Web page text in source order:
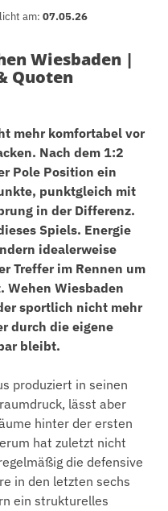
am: 07.05.26
Wiesbaden |
Quoten
mehr komfortabel vor
Nach dem 1:2
Pole Position ein
punktgleich mit
in der Differenz.
Spiels. Energie
idealerweise
Treffer im Rennen um
Wehen Wiesbaden
sportlich nicht mehr
durch die eigene
bleibt.
produziert in seinen
lässt aber
hinter der ersten
hat zuletzt nicht
die defensive
in den letzten sechs
ein strukturelles